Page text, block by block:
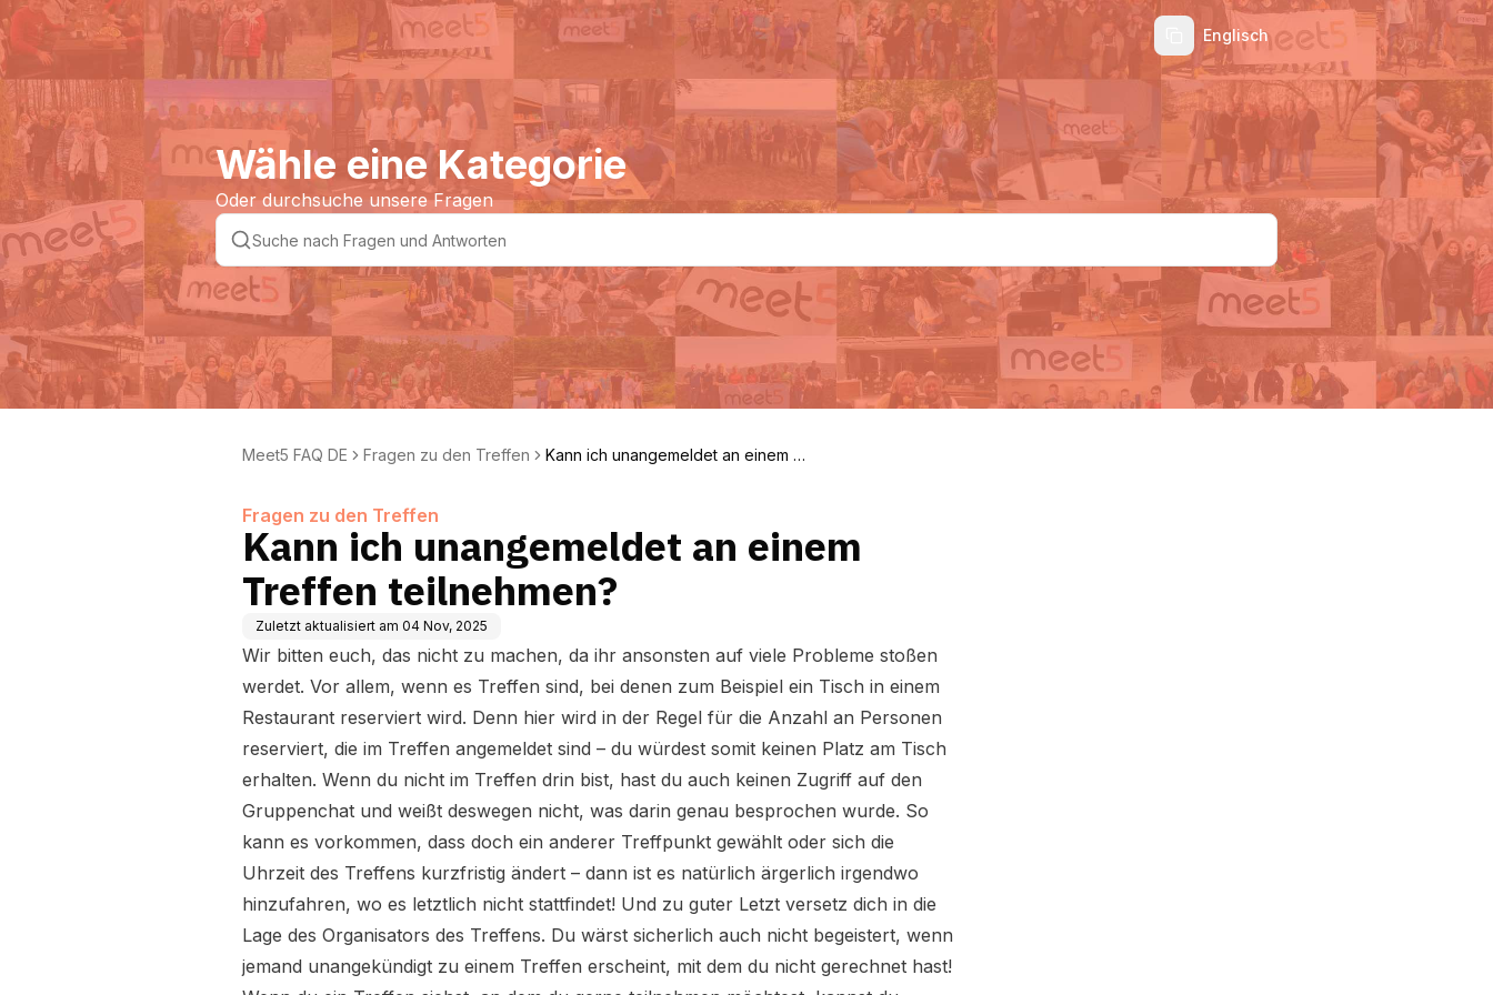
Englisch
Wähle eine Kategorie
Oder durchsuche unsere Fragen
Meet5 FAQ DE Fragen zu den Treffen
Kann ich unangemeldet an einem Tr
Fragen zu den Treffen
Kann ich unangemeldet an einem
Treffen teilnehmen?
Zuletzt aktualisiert am 04 Nov, 2025
Wir bitten euch, das nicht zu machen, da ihr ansonsten auf viele Probleme stoßen
werdet. Vor allem, wenn es Treffen sind, bei denen zum Beispiel ein Tisch in einem
Restaurant reserviert wird. Denn hier wird in der Regel für die Anzahl an Personen
reserviert, die im Treffen angemeldet sind – du würdest somit keinen Platz am Tisch
erhalten. Wenn du nicht im Treffen drin bist, hast du auch keinen Zugriff auf den
Gruppenchat und weißt deswegen nicht, was darin genau besprochen wurde. So
kann es vorkommen, dass doch ein anderer Treffpunkt gewählt oder sich die
Uhrzeit des Treffens kurzfristig ändert – dann ist es natürlich ärgerlich irgendwo
hinzufahren, wo es letztlich nicht stattfindet! Und zu guter Letzt versetz dich in die
Lage des Organisators des Treffens. Du wärst sicherlich auch nicht begeistert, wenn
jemand unangekündigt zu einem Treffen erscheint, mit dem du nicht gerechnet hast!